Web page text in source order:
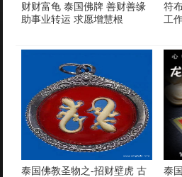
财财富龟 泰国佛牌 善财善缘
助事业转运 求愿增慧根
符
工
泰国佛教圣物之-招财壁虎 古
泰